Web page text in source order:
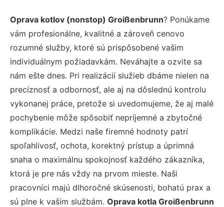
Oprava kotlov (nonstop) Groißenbrunn? Ponúkame
vám profesionálne, kvalitné a zároveň cenovo
rozumné služby, ktoré sú prispôsobené vašim
individuálnym požiadavkám. Neváhajte a ozvite sa
nám ešte dnes. Pri realizácií služieb dbáme nielen na
precíznosť a odbornosť, ale aj na dôslednú kontrolu
vykonanej práce, pretože si uvedomujeme, že aj malé
pochybenie môže spôsobiť nepríjemné a zbytočné
komplikácie. Medzi naše firemné hodnoty patrí
spoľahlivosť, ochota, korektný prístup a úprimná
snaha o maximálnu spokojnosť každého zákazníka,
ktorá je pre nás vždy na prvom mieste. Naši
pracovníci majú dlhoročné skúsenosti, bohatú prax a
sú plne k vašim službám. Oprava kotla Groißenbrunn